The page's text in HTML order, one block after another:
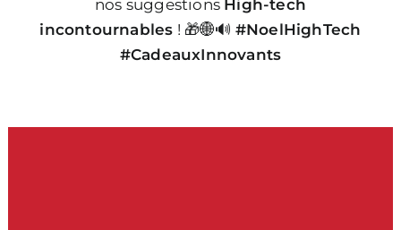
nos suggestions High-tech
incontournables ! 🎁🌐🔊 #NoelHighTech
#CadeauxInnovants